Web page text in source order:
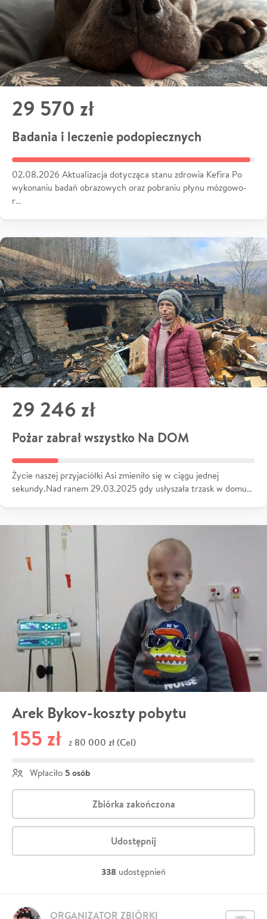
29 570 zł
Badania i leczenie podopiecznych
02.08.2026 Aktualizacja dotycząca stanu zdrowia Kefira Po
wykonaniu badań obrazowych oraz pobraniu płynu mózgowo-
r…
29 246 zł
Pożar zabrał wszystko Na DOM
Życie naszej przyjaciółki Asi zmieniło się w ciągu jednej
sekundy.Nad ranem 29.03.2025 gdy usłyszała trzask w domu…
Arek Bykov-koszty pobytu
155 zł z 80 000 zł (Cel)
Wpłaciło 5 osób
Zbiórka zakończona
Udostępnij
338 udostępnień
ORGANIZATOR ZBIÓRKI